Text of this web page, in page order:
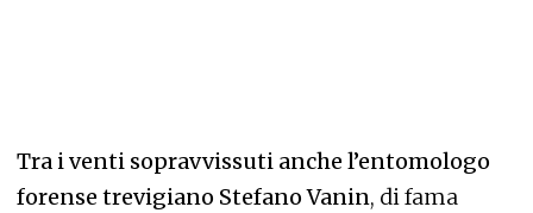
Tra i venti sopravvissuti anche l’entomologo
forense trevigiano Stefano Vanin, di fama